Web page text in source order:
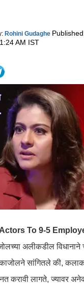
Rohini Gudaghe
AM IST
To 9-5
अलीकडील विधानाने
सांगितले की,
करावी लागते, ज्यावर